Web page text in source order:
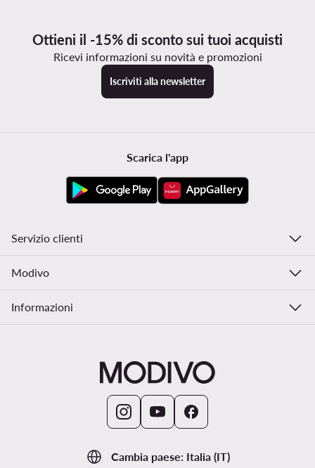
Ottieni il -15% di sconto sui tuoi acquisti
Ricevi informazioni su novità e promozioni
Iscriviti alla newsletter
Cambia paese: Italia (IT)
Scarica l'app
Servizio clienti
Modivo
Informazioni